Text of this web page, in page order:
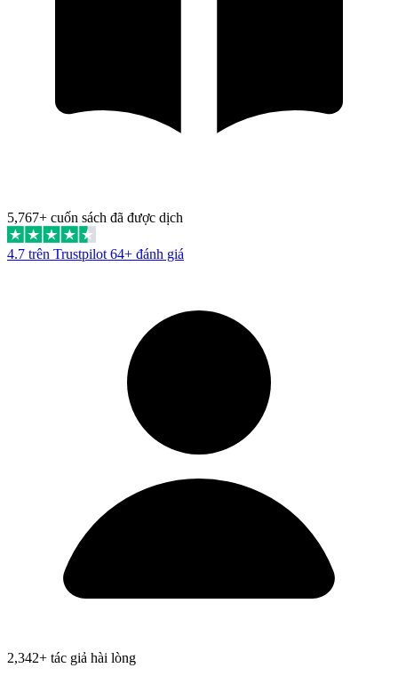
5,767+ cuốn sách đã được dịch
4.7 trên Trustpilot 64+ đánh giá
2,342+ tác giả hài lòng